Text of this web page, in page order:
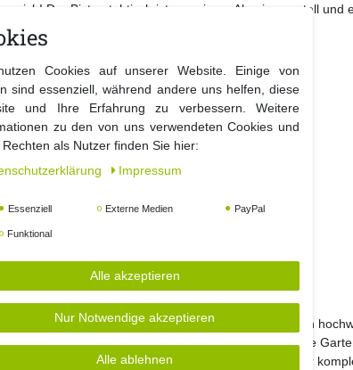
Der Bistrostehtisch ist aus einem Alumiumgestell
kein Wasser ins innere der Platte eindringen.
zum anderen als Stehtisch für Ihre Partys.
sich platzsparend verstauen.
Stand garantieren.
ca. 60x60 cm + H 70 cm
dieses Markenproduktes von Mojawo
macht diesen
eine sehr schöne Optik in Silber. Veredeln Sie Ihre
lange Freude an diesen Gartenstuhl haben, da er
Cookies auf unserer Website. Einige von
sind essenziell, während andere uns helfen, diese
und Ihre Erfahrung zu verbessern. Weitere
zu den von uns verwendeten Cookies und
Rechten als Nutzer finden Sie hier:
Impressum
Essenziell Externe Medien PayPal
Funktional
Alle akzeptieren
Nur Notwendige akzeptieren
Alle ablehnen